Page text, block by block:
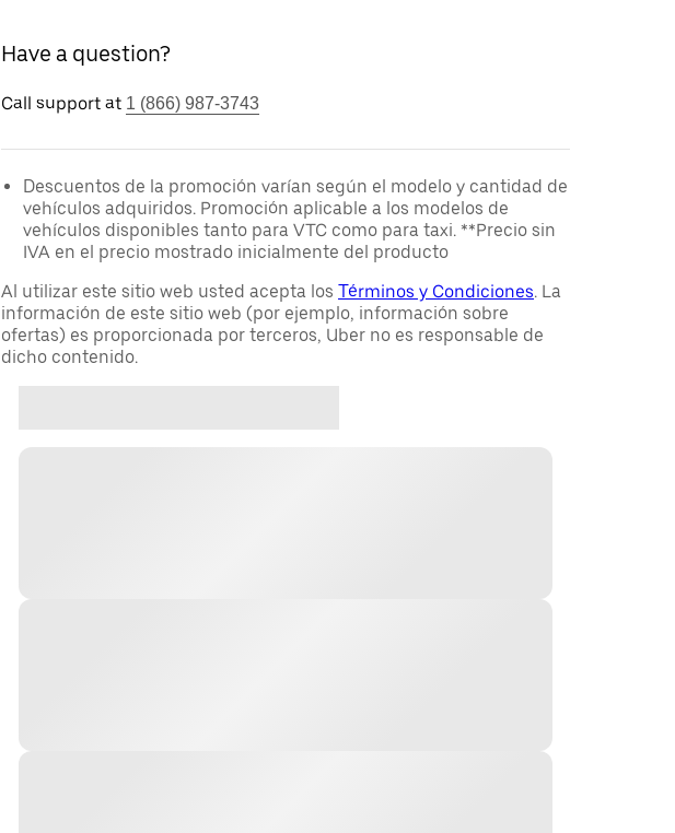
Have a question?
Call support at 1 (866) 987-3743
Descuentos de la promoción varían según el modelo y cantidad de
vehículos adquiridos. Promoción aplicable a los modelos de
vehículos disponibles tanto para VTC como para taxi. **Precio sin
IVA en el precio mostrado inicialmente del producto
Al utilizar este sitio web usted acepta los Términos y Condiciones. La
información de este sitio web (por ejemplo, información sobre
ofertas) es proporcionada por terceros, Uber no es responsable de
dicho contenido.